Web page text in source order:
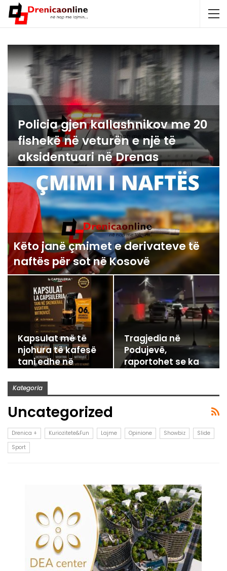
Policia gjen kallashnikov me 20
fishekë në veturën e një të
aksidentuari në Drenas
Këto janë çmimet e derivateve të
naftës për sot në Kosovë
Kapsulat më të
njohura të kafesë
tani edhe në
e…
Tragjedia në
Podujevë,
raportohet se ka
Kategoria
Uncategorized
Drenica + Kuriozitete&Fun Lajme Opinione Showbiz
Slide
Sport